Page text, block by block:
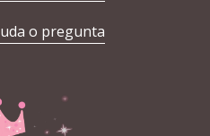
o pregunta